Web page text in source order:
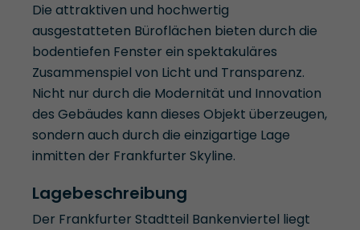
Die attraktiven und hochwertig
ausgestatteten Büroflächen bieten durch die
bodentiefen Fenster ein spektakuläres
Zusammenspiel von Licht und Transparenz.
Nicht nur durch die Modernität und Innovation
des Gebäudes kann dieses Objekt überzeugen,
sondern auch durch die einzigartige Lage
inmitten der Frankfurter Skyline.
Lagebeschreibung
Der Frankfurter Stadtteil Bankenviertel liegt